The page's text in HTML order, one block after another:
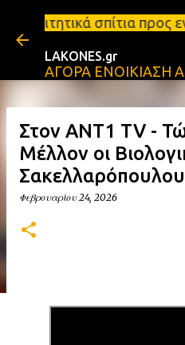
Μετάβαση στο
προς ενοικίαση στη
LAKONES.gr
ΑΓΟΡΑ ΕΝΟΙΚΙΑΣΗ
Στον ANT1 TV -
Μέλλον οι
Σακελλαρόπουλου
Φεβρουαρίου 24, 2026